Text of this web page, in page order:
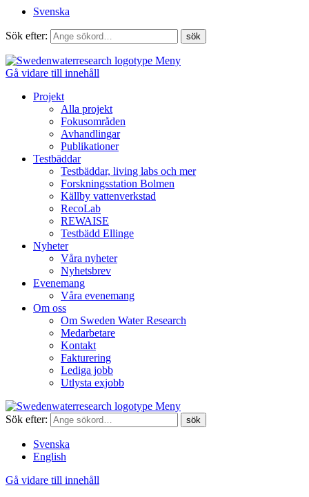
Svenska
Sök efter:
Meny
Gå vidare till innehåll
Projekt
Alla projekt
Fokusområden
Avhandlingar
Publikationer
Testbäddar
Testbäddar, living labs och mer
Forskningsstation Bolmen
Källby vattenverkstad
RecoLab
REWAISE
Testbädd Ellinge
Nyheter
Våra nyheter
Nyhetsbrev
Evenemang
Våra evenemang
Om oss
Om Sweden Water Research
Medarbetare
Kontakt
Fakturering
Lediga jobb
Utlysta exjobb
Meny
Sök efter:
Svenska
English
Gå vidare till innehåll